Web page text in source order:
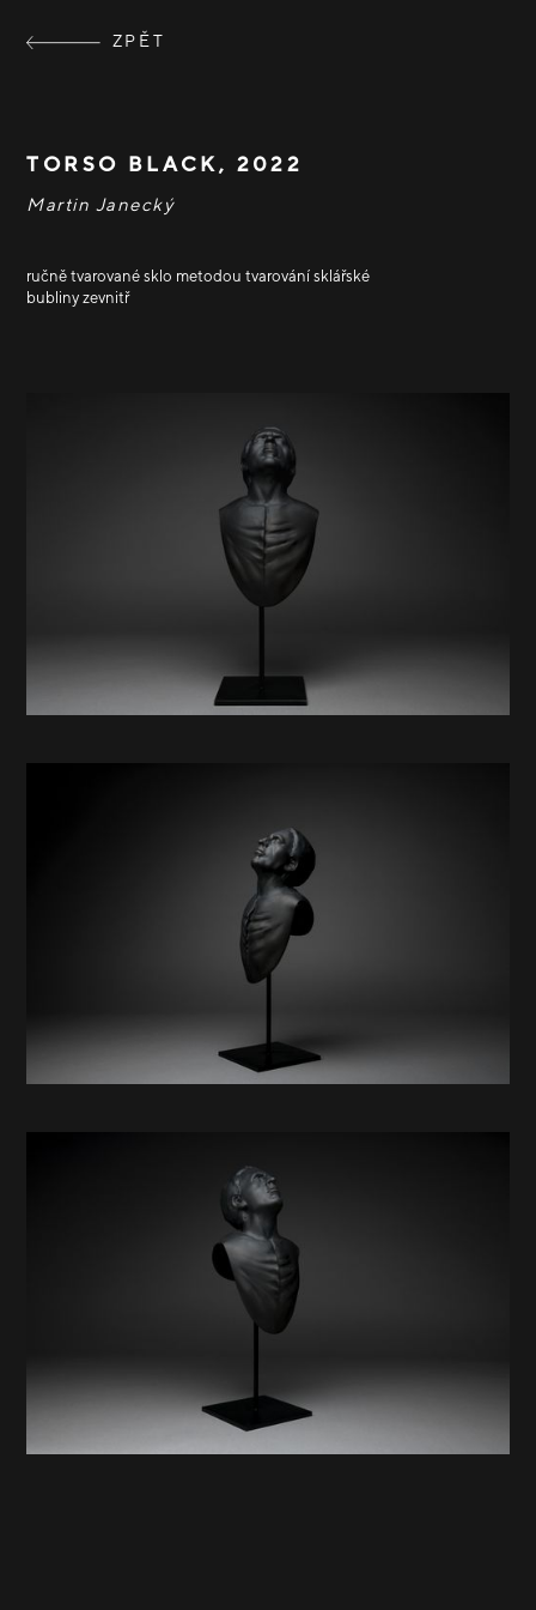
ZPĚT
TORSO BLACK, 2022
Martin Janecký
ručně tvarované sklo metodou tvarování sklářské
bubliny zevnitř